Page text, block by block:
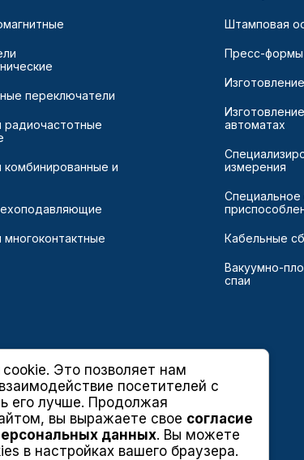
переключатели
радиочастотные
и
Штамповая
Пресс-формы
автоматах
измерения
Кабельные
Вакуумно-
спаи
Это позволяет нам
посетителей с
его лучше. Продолжая
вы выражаете свое согласие
данных. Вы можете
в настройках вашего браузера.